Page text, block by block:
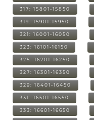
317: 15801-15850
319: 15901-15950
321: 16001-16050
323: 16101-16150
325: 16201-16250
327: 16301-16350
329: 16401-16450
331: 16501-16550
333: 16601-16650